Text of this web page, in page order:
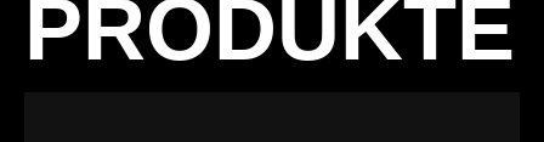
PRODUKTE